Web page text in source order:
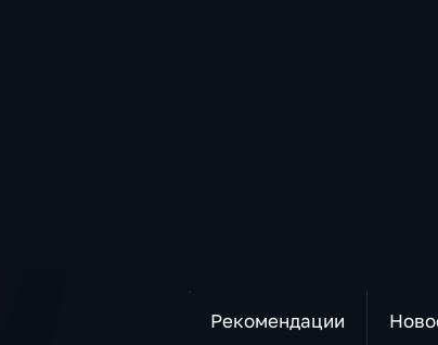
Рекомендации